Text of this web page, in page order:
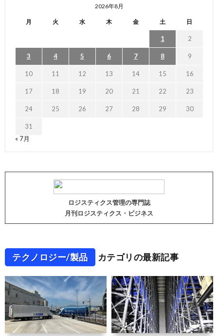
2026年8月
月 火 水 木 金 土 日
1 2
3 4 5 6 7 8 9
10 11 12 13 14 15 16
17 18 19 20 21 22 23
24 25 26 27 28 29 30
31
« 7月
ロジスティクス管理の専門誌
月刊ロジスティクス・ビジネス
テクノロジー/製品 カテゴリの最新記事